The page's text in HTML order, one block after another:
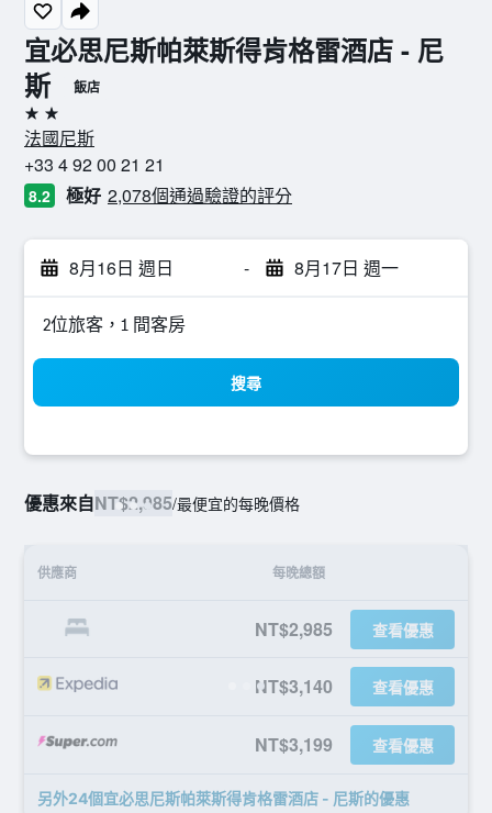
宜必思尼斯帕萊斯得肯格雷酒店 - 尼
斯
飯店
2星級
法國尼斯
+33 4 92 00 21 21
8.2 極好 2,078個通過驗證的評分
8月16日 週日 - 8月17日 週一
2位旅客，1 間客房
搜尋
優惠來自NT$2,985/最便宜的每晚價格
供應商 每晚總額
NT$2,985 查看優惠
NT$3,140 查看優惠
NT$3,199 查看優惠
另外24個宜必思尼斯帕萊斯得肯格雷酒店 - 尼斯​的優惠